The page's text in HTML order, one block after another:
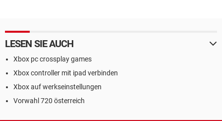
LESEN SIE AUCH
Xbox pc crossplay games
Xbox controller mit ipad verbinden
Xbox auf werkseinstellungen
Vorwahl 720 österreich